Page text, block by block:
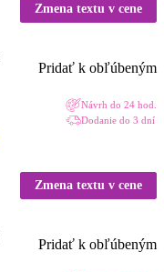
Zmena textu v cene
Pridať k obľúbeným
Návrh do 24 hod.
Dodanie do 3 dní
Zmena textu v cene
Pridať k obľúbeným